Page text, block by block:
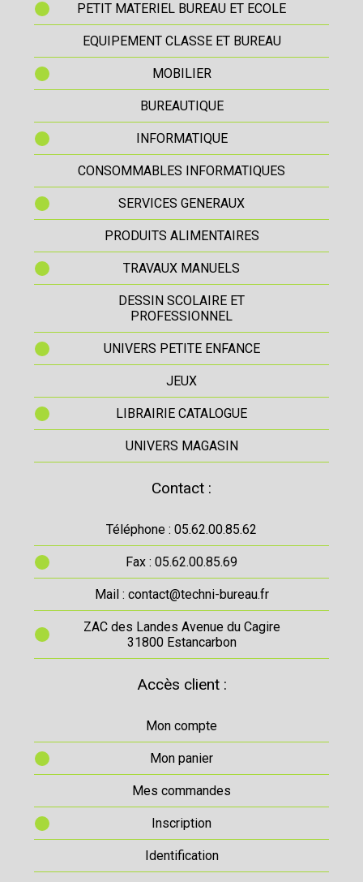
PETIT MATERIEL BUREAU ET ECOLE
EQUIPEMENT CLASSE ET BUREAU
MOBILIER
BUREAUTIQUE
INFORMATIQUE
CONSOMMABLES INFORMATIQUES
SERVICES GENERAUX
PRODUITS ALIMENTAIRES
TRAVAUX MANUELS
DESSIN SCOLAIRE ET
PROFESSIONNEL
UNIVERS PETITE ENFANCE
JEUX
LIBRAIRIE CATALOGUE
UNIVERS MAGASIN
Contact :
Téléphone : 05.62.00.85.62
Fax : 05.62.00.85.69
Mail : contact@techni-bureau.fr
ZAC des Landes Avenue du Cagire
31800 Estancarbon
Accès client :
Mon compte
Mon panier
Mes commandes
Inscription
Identification